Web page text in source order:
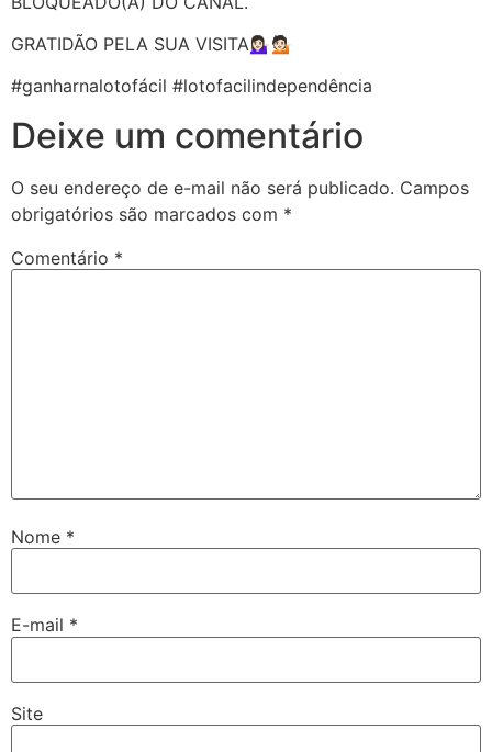
GRATIDÃO PELA SUA VISITA💁🏻‍♀️💁🏻
#ganharnalotofácil #lotofacilindependência
Deixe um comentário
O seu endereço de e-mail não será publicado. Campos
obrigatórios são marcados com *
Comentário *
Nome *
E-mail *
Site